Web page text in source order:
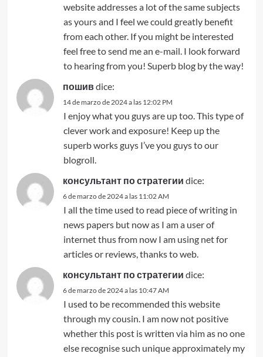
website addresses a lot of the same subjects
as yours and I feel we could greatly benefit
from each other. If you might be interested
feel free to send me an e-mail. I look forward
to hearing from you! Superb blog by the way!
пошивdice:
14 de marzo de 2024 a las 12:02 PM
I enjoy what you guys are up too. This type of
clever work and exposure! Keep up the
superb works guys I’ve you guys to our
blogroll.
консультант по стратегии dice:
6 de marzo de 2024 a las 11:02 AM
I all the time used to read piece of writing in
news papers but now as I am a user of
internet thus from now I am using net for
articles or reviews, thanks to web.
консультант по стратегии dice:
6 de marzo de 2024 a las 10:47 AM
I used to be recommended this website
through my cousin. I am now not positive
whether this post is written via him as no one
else recognise such unique approximately my